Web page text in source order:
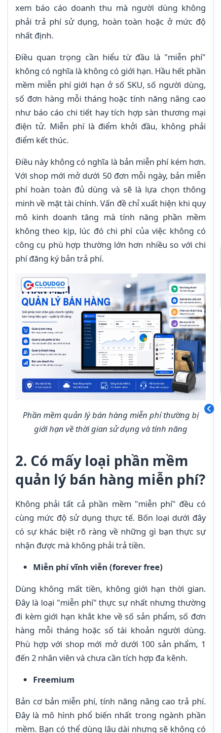
xem báo cáo doanh thu mà người dùng không
phải trả phí sử dụng, hoàn toàn hoặc ở mức độ
nhất định.
Điều quan trọng cần hiểu từ đầu là "miễn phí"
không có nghĩa là không có giới hạn. Hầu hết phần
mềm miễn phí giới hạn ở số SKU, số người dùng,
số đơn hàng mỗi tháng hoặc tính năng nâng cao
như báo cáo chi tiết hay tích hợp sàn thương mại
điện tử. Miễn phí là điểm khởi đầu, không phải
điểm kết thúc.
Điều này không có nghĩa là bản miễn phí kém hơn.
Với shop mới mở dưới 50 đơn mỗi ngày, bản miễn
phí hoàn toàn đủ dùng và sẽ là lựa chọn thông
minh về mặt tài chính. Vấn đề chỉ xuất hiện khi quy
mô kinh doanh tăng mà tính năng phần mềm
không theo kịp, lúc đó chi phí của việc không có
công cụ phù hợp thường lớn hơn nhiều so với chi
phí đăng ký bản trả phí.
Phần mềm quản lý bán hàng miễn phí thường bị
giới hạn về thời gian sử dụng và tính năng
2. Có mấy loại phần mềm
quản lý bán hàng miễn phí?
Không phải tất cả phần mềm "miễn phí" đều có
cùng mức độ sử dụng thực tế. Bốn loại dưới đây
có sự khác biệt rõ ràng về những gì bạn thực sự
nhận được mà không phải trả tiền.
Miễn phí vĩnh viễn (forever free)
Dùng không mất tiền, không giới hạn thời gian.
Đây là loại "miễn phí" thực sự nhất nhưng thường
đi kèm giới hạn khắt khe về số sản phẩm, số đơn
hàng mỗi tháng hoặc số tài khoản người dùng.
Phù hợp với shop mới mở dưới 100 sản phẩm, 1
đến 2 nhân viên và chưa cần tích hợp đa kênh.
Freemium
Bản cơ bản miễn phí, tính năng nâng cao trả phí.
Đây là mô hình phổ biến nhất trong ngành phần
mềm. Bạn có thể dùng lâu dài nhưng sẽ không có